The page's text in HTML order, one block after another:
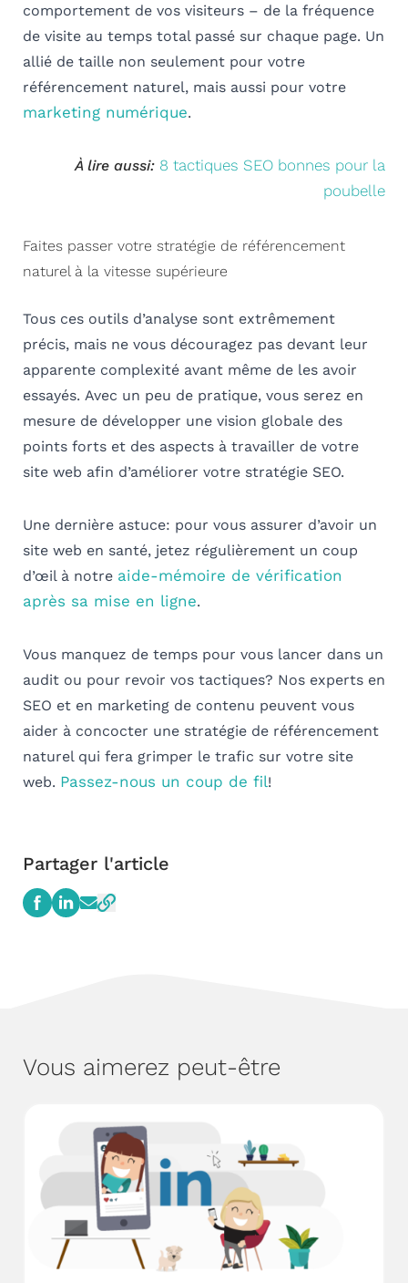
Partager l'article
comportement de vos visiteurs – de la fréquence
de visite au temps total passé sur chaque page. Un
allié de taille non seulement pour votre
référencement naturel, mais aussi pour votre
marketing numérique.
À lire aussi: 8 tactiques SEO bonnes pour la
poubelle
Faites passer votre stratégie de référencement
naturel à la vitesse supérieure
Tous ces outils d’analyse sont extrêmement
précis, mais ne vous découragez pas devant leur
apparente complexité avant même de les avoir
essayés. Avec un peu de pratique, vous serez en
mesure de développer une vision globale des
points forts et des aspects à travailler de votre
site web afin d’améliorer votre stratégie SEO.
Une dernière astuce: pour vous assurer d’avoir un
site web en santé, jetez régulièrement un coup
d’œil à notre aide-mémoire de vérification
après sa mise en ligne.
Vous manquez de temps pour vous lancer dans un
audit ou pour revoir vos tactiques? Nos experts en
SEO et en marketing de contenu peuvent vous
aider à concocter une stratégie de référencement
naturel qui fera grimper le trafic sur votre site
web. Passez-nous un coup de fil!
Vous aimerez peut-être